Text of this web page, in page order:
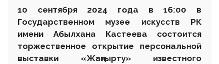
10 сентября 2024 года в 16:00 в
Государственном музее искусств РК
имени Абылхана Кастеева состоится
торжественное открытие персональной
выставки «Жаңғырту» известного